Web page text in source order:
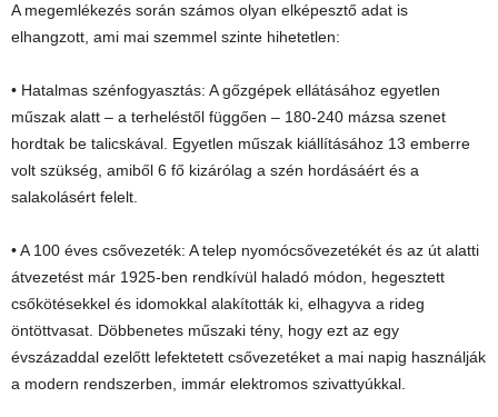
A megemlékezés során számos olyan elképesztő adat is
elhangzott, ami mai szemmel szinte hihetetlen:
• Hatalmas szénfogyasztás: A gőzgépek ellátásához egyetlen
műszak alatt – a terheléstől függően – 180-240 mázsa szenet
hordtak be talicskával. Egyetlen műszak kiállításához 13 emberre
volt szükség, amiből 6 fő kizárólag a szén hordásáért és a
salakolásért felelt.
• A 100 éves csővezeték: A telep nyomócsővezetékét és az út alatti
átvezetést már 1925-ben rendkívül haladó módon, hegesztett
csőkötésekkel és idomokkal alakították ki, elhagyva a rideg
öntöttvasat. Döbbenetes műszaki tény, hogy ezt az egy
évszázaddal ezelőtt lefektetett csővezetéket a mai napig használják
a modern rendszerben, immár elektromos szivattyúkkal.